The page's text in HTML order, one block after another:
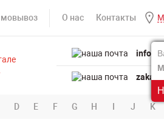
О нас Контакты
D E F G H I J K